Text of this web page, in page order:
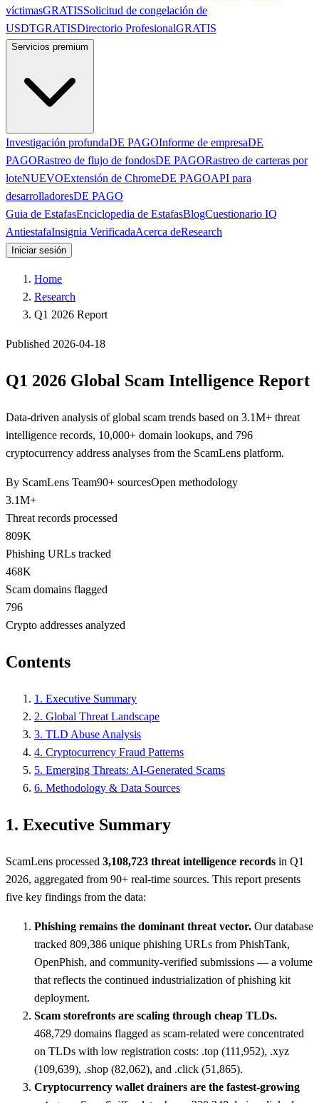
víctimasGRATISSolicitud de congelación de
USDTGRATISDirectorio ProfesionalGRATIS
Servicios premium
Investigación profundaDE PAGOInforme de empresaDE
PAGORastreo de flujo de fondosDE PAGORastreo de carteras por
loteNUEVOExtensión de ChromeDE PAGOAPI para
desarrolladoresDE PAGO
Guia de EstafasEnciclopedia de EstafasBlogCuestionario IQ
AntiestafaInsignia VerificadaAcerca deResearch
Iniciar sesión
Home
Research
Q1 2026 Report
Published 2026-04-18
Q1 2026 Global Scam Intelligence Report
Data-driven analysis of global scam trends based on 3.1M+ threat
intelligence records, 10,000+ domain lookups, and 796
cryptocurrency address analyses from the ScamLens platform.
By ScamLens Team90+ sourcesOpen methodology
3.1M+
Threat records processed
809K
Phishing URLs tracked
468K
Scam domains flagged
796
Crypto addresses analyzed
Contents
1. Executive Summary
2. Global Threat Landscape
3. TLD Abuse Analysis
4. Cryptocurrency Fraud Patterns
5. Emerging Threats: AI-Generated Scams
6. Methodology & Data Sources
1. Executive Summary
ScamLens processed 3,108,723 threat intelligence records in Q1
2026, aggregated from 90+ real-time sources. This report presents
five key findings from the data:
Phishing remains the dominant threat vector. Our database
tracked 809,386 unique phishing URLs from PhishTank,
OpenPhish, and community-verified submissions — a volume
that reflects the continued industrialization of phishing kit
deployment.
Scam storefronts are scaling through cheap TLDs.
468,729 domains flagged as scam-related were concentrated
on TLDs with low registration costs: .top (111,952), .xyz
(109,639), .shop (82,062), and .click (51,865).
Cryptocurrency wallet drainers are the fastest-growing